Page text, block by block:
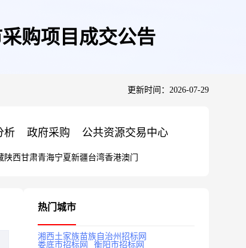
购项目成交公告
更新时间：2026-07-29
析 政府采购 公共资源交易中心
陕西甘肃青海宁夏新疆台湾香港澳门
热门城市
湘西土家族苗族自治州招标网
娄底市招标网
衡阳市招标网